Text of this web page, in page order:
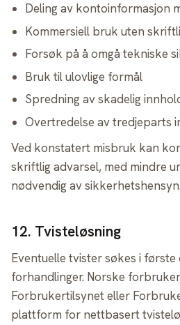
Deling av kontoinformasjon
Kommersiell bruk uten
Forsøk på å omgå tekniske
Bruk til ulovlige formål
Spredning av skadelig
Overtredelse av tredjeparts
Ved konstatert misbruk kan
skriftlig advarsel, med mindre
nødvendig av sikkerhetshensyn.
12. Tvisteløsning
Eventuelle tvister søkes i første
forhandlinger. Norske
Forbrukertilsynet eller
plattform for nettbasert